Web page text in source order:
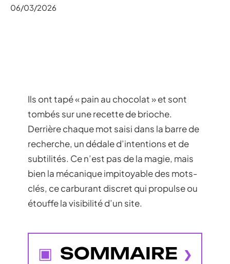
06/03/2026
Ils ont tapé « pain au chocolat » et sont
tombés sur une recette de brioche.
Derrière chaque mot saisi dans la barre de
recherche, un dédale d’intentions et de
subtilités. Ce n’est pas de la magie, mais
bien la mécanique impitoyable des mots-
clés, ce carburant discret qui propulse ou
étouffe la visibilité d’un site.
SOMMAIRE